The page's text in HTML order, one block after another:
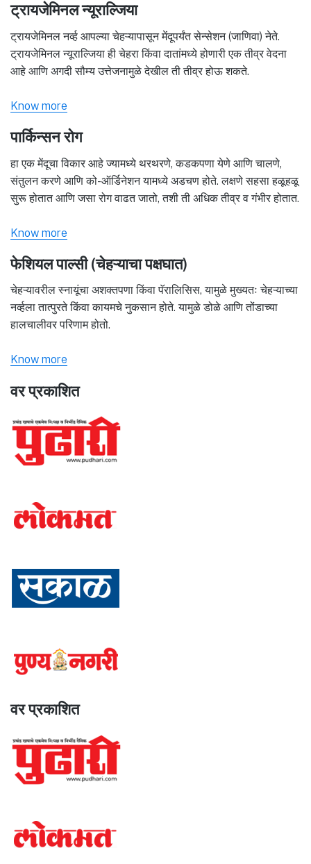
ट्रायजेमिनल न्यूराल्जिया
ट्रायजेमिनल नर्व्ह आपल्या चेहऱ्यापासून मेंदूपर्यंत सेन्सेशन (जाणिवा) नेते.
ट्रायजेमिनल न्यूराल्जिया ही चेहरा किंवा दातांमध्ये होणारी एक तीव्र वेदना
आहे आणि अगदी सौम्य उत्तेजनामुळे देखील ती तीव्र होऊ शकते.
Know more
पार्किन्सन रोग
हा एक मेंदूचा विकार आहे ज्यामध्ये थरथरणे, कडकपणा येणे आणि चालणे,
संतुलन करणे आणि को-ऑर्डिनेशन यामध्ये अडचण होते. लक्षणे सहसा हळूहळू
सुरू होतात आणि जसा रोग वाढत जातो, तशी ती अधिक तीव्र व गंभीर होतात.
Know more
फेशियल पाल्सी (चेहऱ्याचा पक्षघात)
चेहऱ्यावरील स्नायूंचा अशक्तपणा किंवा पॅरालिसिस, यामुळे मुख्यतः चेहऱ्याच्या
नर्व्हला तात्पुरते किंवा कायमचे नुकसान होते. यामुळे डोळे आणि तोंडाच्या
हालचालीवर परिणाम होतो.
Know more
वर प्रकाशित
वर प्रकाशित